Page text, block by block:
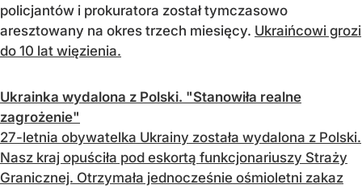
policjantów i prokuratora został tymczasowo
aresztowany na okres trzech miesięcy. Ukraińcowi grozi
do 10 lat więzienia.
Ukrainka wydalona z Polski. "Stanowiła realne
zagrożenie"
27-letnia obywatelka Ukrainy została wydalona z Polski.
Nasz kraj opuściła pod eskortą funkcjonariuszy Straży
Granicznej. Otrzymała jednocześnie ośmioletni zakaz